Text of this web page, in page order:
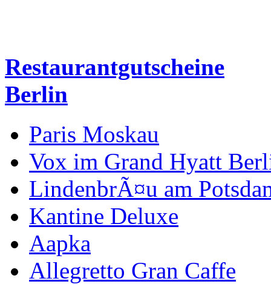
Restaurantgutscheine
Berlin
Paris Moskau
Vox im Grand Hyatt
LindenbrÃ¤u am
Kantine Deluxe
Aapka
Allegretto Gran Caffe